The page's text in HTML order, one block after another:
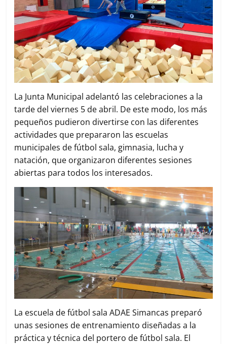
La Junta Municipal adelantó las celebraciones a la
tarde del viernes 5 de abril. De este modo, los más
pequeños pudieron divertirse con las diferentes
actividades que prepararon las escuelas
municipales de fútbol sala, gimnasia, lucha y
natación, que organizaron diferentes sesiones
abiertas para todos los interesados.
La escuela de fútbol sala ADAE Simancas preparó
unas sesiones de entrenamiento diseñadas a la
práctica y técnica del portero de fútbol sala. El